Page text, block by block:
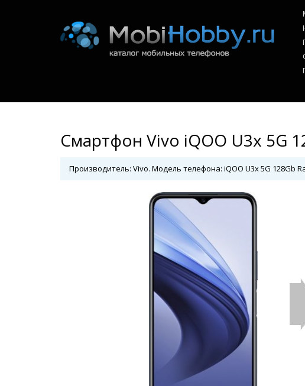
Смартфон Vivo iQOO U3x 5G
Производитель: Vivo. Модель телефона: iQOO U3x 5G 128Gb